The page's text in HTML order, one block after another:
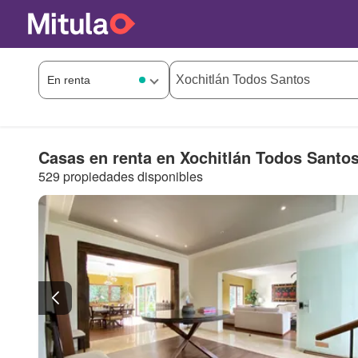
Casas en renta en Xochitlán Todos
529 propiedades disponibles